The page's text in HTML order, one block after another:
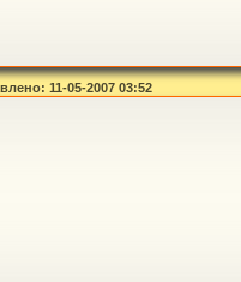
11-05-2007 03:52